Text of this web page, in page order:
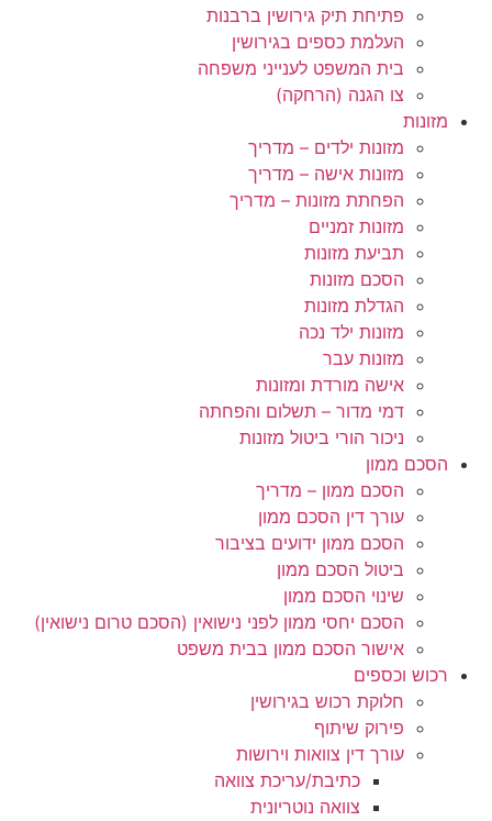
פתיחת תיק גירושין ברבנות
העלמת כספים בגירושין
בית המשפט לענייני משפחה
צו הגנה (הרחקה)
מזונות
מזונות ילדים – מדריך
מזונות אישה – מדריך
הפחתת מזונות – מדריך
מזונות זמניים
תביעת מזונות
הסכם מזונות
הגדלת מזונות
מזונות ילד נכה
מזונות עבר
אישה מורדת ומזונות
דמי מדור – תשלום והפחתה
ניכור הורי ביטול מזונות
הסכם ממון
הסכם ממון – מדריך
עורך דין הסכם ממון
הסכם ממון ידועים בציבור
ביטול הסכם ממון
שינוי הסכם ממון
הסכם יחסי ממון לפני נישואין (הסכם טרום נישואין)
אישור הסכם ממון בבית משפט
רכוש וכספים
חלוקת רכוש בגירושין
פירוק שיתוף
עורך דין צוואות וירושות
כתיבת/עריכת צוואה
צוואה נוטריונית